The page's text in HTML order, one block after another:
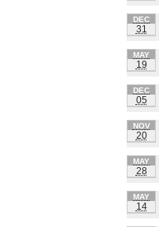
DEC
31
MAY
19
DEC
05
NOV
20
MAY
28
MAY
14